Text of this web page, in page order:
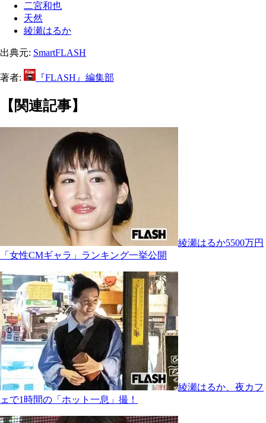
二宮和也
天然
綾瀬はるか
出典元: SmartFLASH
著者: 『FLASH』編集部
【関連記事】
綾瀬はるか5500万円
「女性CMギャラ」ランキング一挙公開
綾瀬はるか、夜カフ
ェで1時間の「ホット一息」撮！